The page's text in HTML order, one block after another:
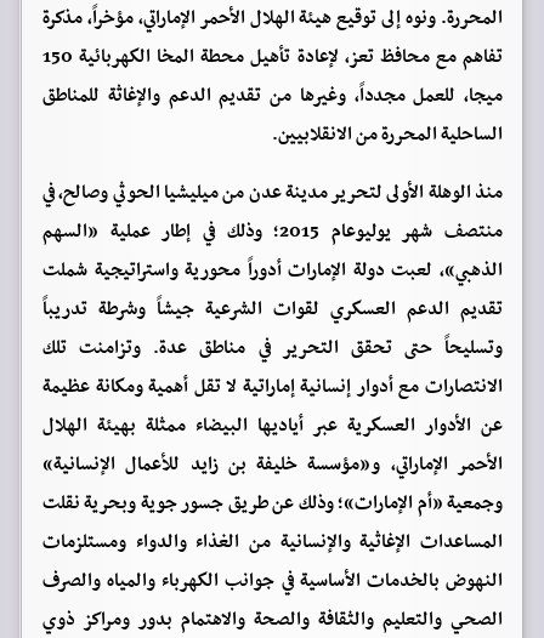
المحررة. ونوه إلى توقيع هيئة الهلال الأحمر الإماراتي، مؤخراً، مذكرة
تفاهم مع محافظ تعز، لإعادة تأهيل محطة المخا الكهربائية 150
ميجا، للعمل مجدداً، وغيرها من تقديم الدعم والإغاثة للمناطق
الساحلية المحررة من الانقلابيين.
منذ الوهلة الأولى لتحرير مدينة عدن من ميليشيا الحوثي وصالح، في
منتصف شهر يوليوعام 2015؛ وذلك في إطار عملية «السهم
الذهبي»، لعبت دولة الإمارات أدوراً محورية واستراتيجية شملت
تقديم الدعم العسكري لقوات الشرعية جيشاً وشرطة تدريباً
وتسليحاً حتى تحقق التحرير في مناطق عدة. وتزامنت تلك
الانتصارات مع أدوار إنسانية إماراتية لا تقل أهمية ومكانة عظيمة
عن الأدوار العسكرية عبر أياديها البيضاء ممثلة بهيئة الهلال
الأحمر الإماراتي، و«مؤسسة خليفة بن زايد للأعمال الإنسانية»
وجمعية «أم الإمارات»؛ وذلك عن طريق جسور جوية وبحرية نقلت
المساعدات الإغاثية والإنسانية من الغذاء والدواء ومستلزمات
النهوض بالخدمات الأساسية في جوانب الكهرباء والمياه والصرف
الصحي والتعليم والثقافة والصحة والاهتمام بدور ومراكز ذوي